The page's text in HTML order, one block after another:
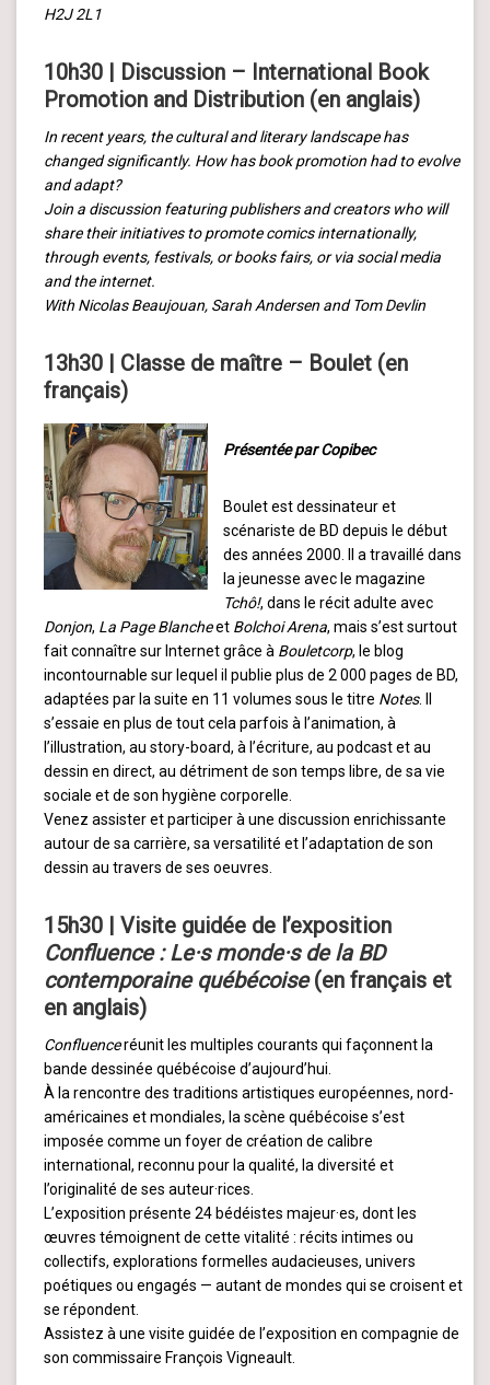
H2J 2L1
10h30 | Discussion – International Book
Promotion and Distribution (en anglais)
In recent years, the cultural and literary landscape has
changed significantly. How has book promotion had to evolve
and adapt?
Join a discussion featuring publishers and creators who will
share their initiatives to promote comics internationally,
through events, festivals, or books fairs, or via social media
and the internet.
With Nicolas Beaujouan, Sarah Andersen and Tom Devlin
13h30 | Classe de maître – Boulet (en
français)
Présentée par Copibec
Boulet est dessinateur et
scénariste de BD depuis le début
des années 2000. Il a travaillé dans
la jeunesse avec le magazine
Tchô!, dans le récit adulte avec
Donjon, La Page Blancheet Bolchoi Arena, mais s’est surtout
fait connaître sur Internet grâce à Bouletcorp, le blog
incontournable sur lequel il publie plus de 2 000 pages de BD,
adaptées par la suite en 11 volumes sous le titre Notes. Il
s’essaie en plus de tout cela parfois à l’animation, à
l’illustration, au story-board, à l’écriture, au podcast et au
dessin en direct, au détriment de son temps libre, de sa vie
sociale et de son hygiène corporelle.
Venez assister et participer à une discussion enrichissante
autour de sa carrière, sa versatilité et l’adaptation de son
dessin au travers de ses oeuvres.
15h30 | Visite guidée de l’exposition
Confluence : Le·s monde·s de la BD
contemporaine québécoise(en français et
en anglais)
Confluenceréunit les multiples courants qui façonnent la
bande dessinée québécoise d’aujourd’hui.
À la rencontre des traditions artistiques européennes, nord-
américaines et mondiales, la scène québécoise s’est
imposée comme un foyer de création de calibre
international, reconnu pour la qualité, la diversité et
l’originalité de ses auteur·rices.
L’exposition présente 24 bédéistes majeur·es, dont les
œuvres témoignent de cette vitalité : récits intimes ou
collectifs, explorations formelles audacieuses, univers
poétiques ou engagés — autant de mondes qui se croisent et
se répondent.
Assistez à une visite guidée de l’exposition en compagnie de
son commissaire François Vigneault.